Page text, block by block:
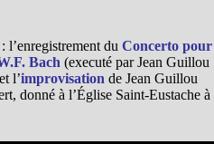
l’enregistrement du Concerto pour
Bach (executé par Jean Guillou
l’improvisation de Jean Guillou
donné à l’Église Saint-Eustache à